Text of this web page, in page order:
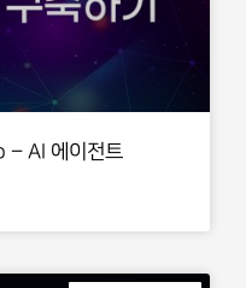
AI 에이전트